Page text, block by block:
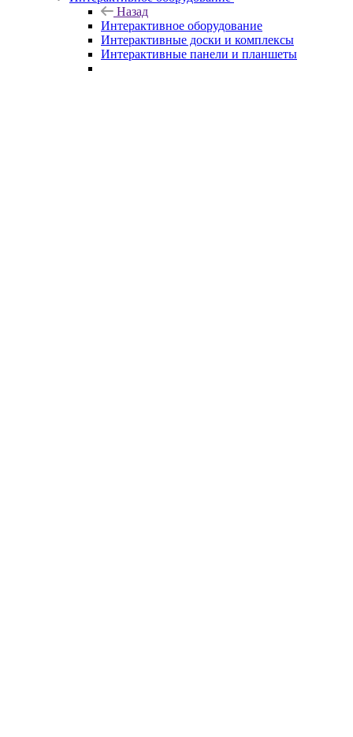
Назад
Интерактивное оборудование
Интерактивные доски и комплексы
Интерактивные панели и планшеты